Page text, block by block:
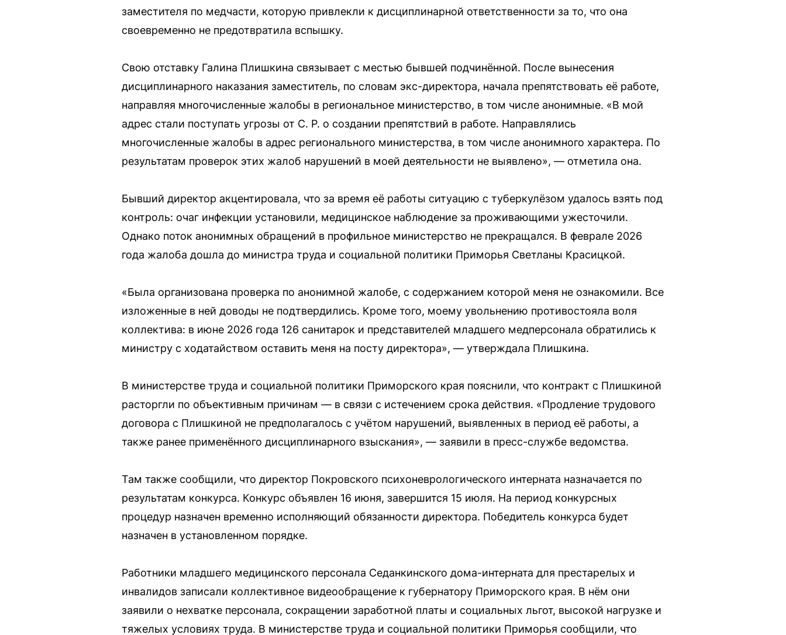
заместителя по медчасти, которую привлекли к дисциплинарной ответственности за то, что она
своевременно не предотвратила вспышку.
Свою отставку Галина Плишкина связывает с местью бывшей подчинённой. После вынесения
дисциплинарного наказания заместитель, по словам экс-директора, начала препятствовать её работе,
направляя многочисленные жалобы в региональное министерство, в том числе анонимные. «В мой
адрес стали поступать угрозы от С. Р. о создании препятствий в работе. Направлялись
многочисленные жалобы в адрес регионального министерства, в том числе анонимного характера. По
результатам проверок этих жалоб нарушений в моей деятельности не выявлено», — отметила она.
Бывший директор акцентировала, что за время её работы ситуацию с туберкулёзом удалось взять под
контроль: очаг инфекции установили, медицинское наблюдение за проживающими ужесточили.
Однако поток анонимных обращений в профильное министерство не прекращался. В феврале 2026
года жалоба дошла до министра труда и социальной политики Приморья Светланы Красицкой.
«Была организована проверка по анонимной жалобе, с содержанием которой меня не ознакомили. Все
изложенные в ней доводы не подтвердились. Кроме того, моему увольнению противостояла воля
коллектива: в июне 2026 года 126 санитарок и представителей младшего медперсонала обратились к
министру с ходатайством оставить меня на посту директора», — утверждала Плишкина.
В министерстве труда и социальной политики Приморского края пояснили, что контракт с Плишкиной
расторгли по объективным причинам — в связи с истечением срока действия. «Продление трудового
договора с Плишкиной не предполагалось с учётом нарушений, выявленных в период её работы, а
также ранее применённого дисциплинарного взыскания», — заявили в пресс-службе ведомства.
Там также сообщили, что директор Покровского психоневрологического интерната назначается по
результатам конкурса. Конкурс объявлен 16 июня, завершится 15 июля. На период конкурсных
процедур назначен временно исполняющий обязанности директора. Победитель конкурса будет
назначен в установленном порядке.
Работники младшего медицинского персонала Седанкинского дома-интерната для престарелых и
инвалидов записали коллективное видеообращение к губернатору Приморского края. В нём они
заявили о нехватке персонала, сокращении заработной платы и социальных льгот, высокой нагрузке и
тяжелых условиях труда. В министерстве труда и социальной политики Приморья сообщили, что